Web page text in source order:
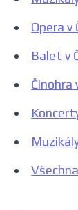
Opera v
Balet v
Činohra